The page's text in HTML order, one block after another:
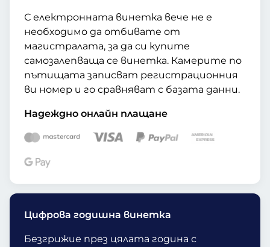
С електронната винетка вече не е
необходимо да отбивате от
магистралата, за да си купите
самозалепваща се винетка. Камерите по
пътищата записват регистрационния
ви номер и го сравняват с базата данни.
Надеждно онлайн плащане
Цифрова годишна винетка
Безгрижие през цялата година с